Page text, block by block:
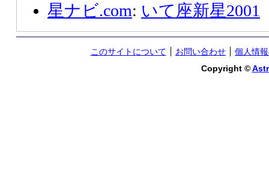
星ナビ.com: いて座新星2001
このサイトについて お問い合わせ
個人情
Copyright ©